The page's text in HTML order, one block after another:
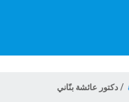
/ دكتور عائشة بنّاني